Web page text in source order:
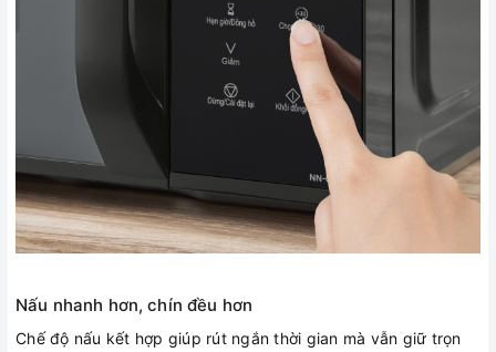
Nấu nhanh hơn, chín đều hơn
Chế độ nấu kết hợp giúp rút ngắn thời gian mà vẫn giữ trọn